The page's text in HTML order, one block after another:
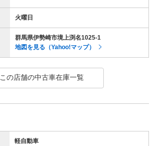
火曜日
群馬県伊勢崎市境上渕名1025-1
地図を見る（Yahoo!マップ）
この店舗の中古車在庫一覧
軽自動車